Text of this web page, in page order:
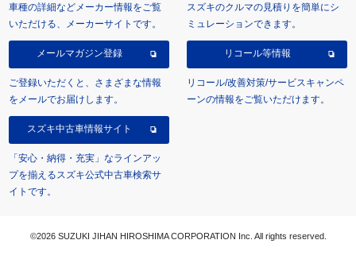
車種の詳細などメーカー情報をご覧
いただける、メーカーサイトです。
スズキのクルマの見積りを簡単にシ
ミュレーションできます。
メールマガジン登録
ご登録いただくと、さまざまな情報
をメールでお届けします。
リコール等情報
リコール/改善対策/サービスキャンペ
ーンの情報をご覧いただけます。
スズキ中古車情報サイト
「安心・納得・充実」なラインアッ
プを揃えるスズキ公式中古車検索サ
イトです。
©2026 SUZUKI JIHAN HIROSHIMA CORPORATION Inc. All rights reserved.